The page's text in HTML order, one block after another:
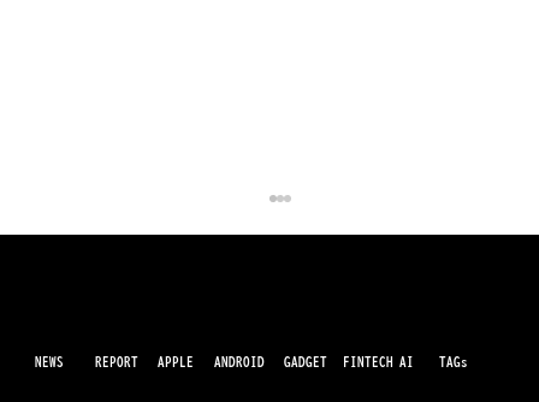
NEWS REPORT APPLE ANDROID GADGET FINTECH AI TAGs